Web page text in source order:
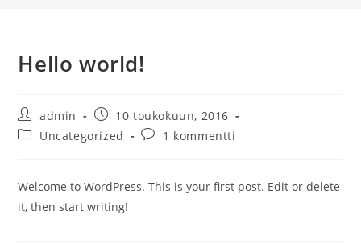
Hello world!
Artikkelin
kirjoittaja:
admin
Artikkeli
julkaistu:
10 toukokuun, 2016
Artikkelin
Uncategorized
Artikkelin
1 kommentti
Welcome to WordPress. This is your first post. Edit or delete
it, then start writing!